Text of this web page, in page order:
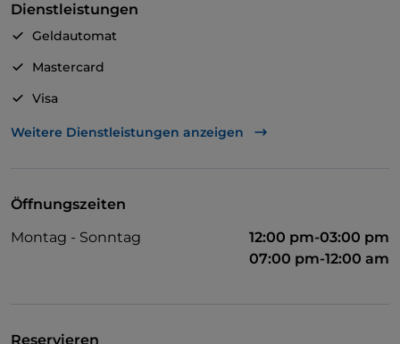
Dienstleistungen
Geldautomat
Mastercard
Visa
Behindertengerechter Zugang
Weitere Dienstleistungen anzeigen
Öffnungszeiten
Montag - Sonntag
12:00 pm-03:00 pm
07:00 pm-12:00 am
Reservieren